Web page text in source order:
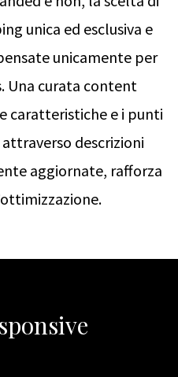
unica ed esclusiva e
unicamente per
Una curata content
caratteristiche e i punti
descrizioni
aggiornate, rafforza